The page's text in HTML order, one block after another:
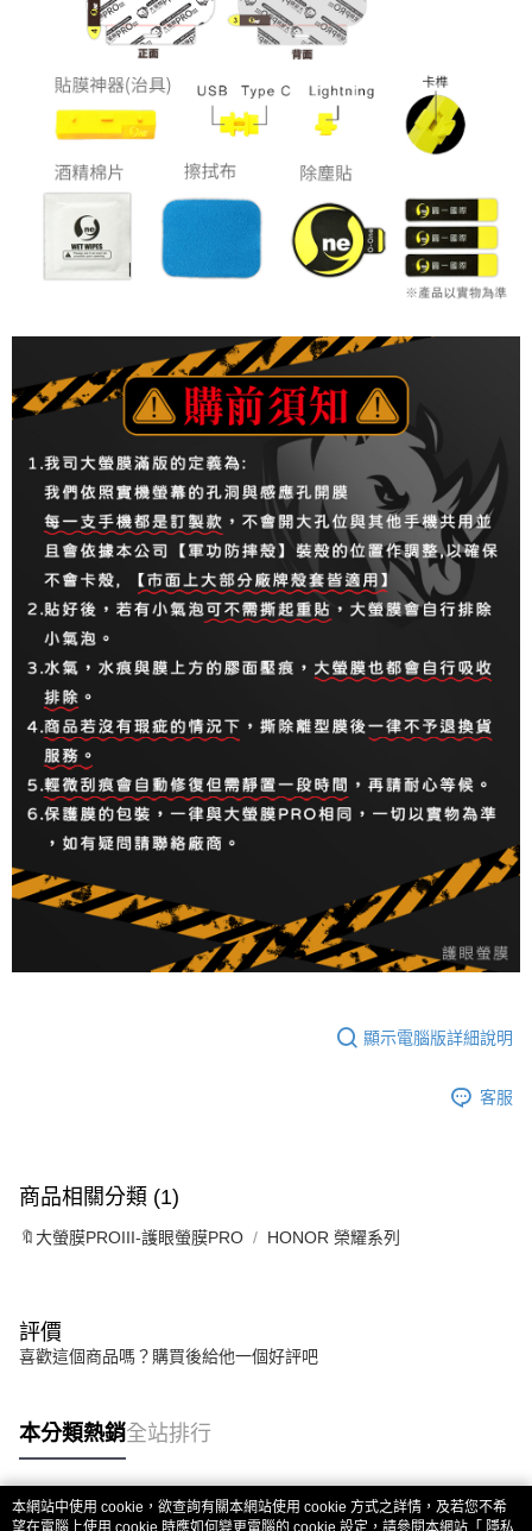
顯示電腦版詳細說明
客服
商品相關分類 (1)
🔖大螢膜PROIII-護眼螢膜PRO HONOR 榮耀系列
評價
喜歡這個商品嗎？購買後給他一個好評吧
本分類熱銷全站排行
熱門標籤
本網站中使用 cookie，欲查詢有關本網站使用 cookie 方式之詳情，及若您不希
望在電腦上使用 cookie 時應如何變更電腦的 cookie 設定，請參閱本網站「 隱私